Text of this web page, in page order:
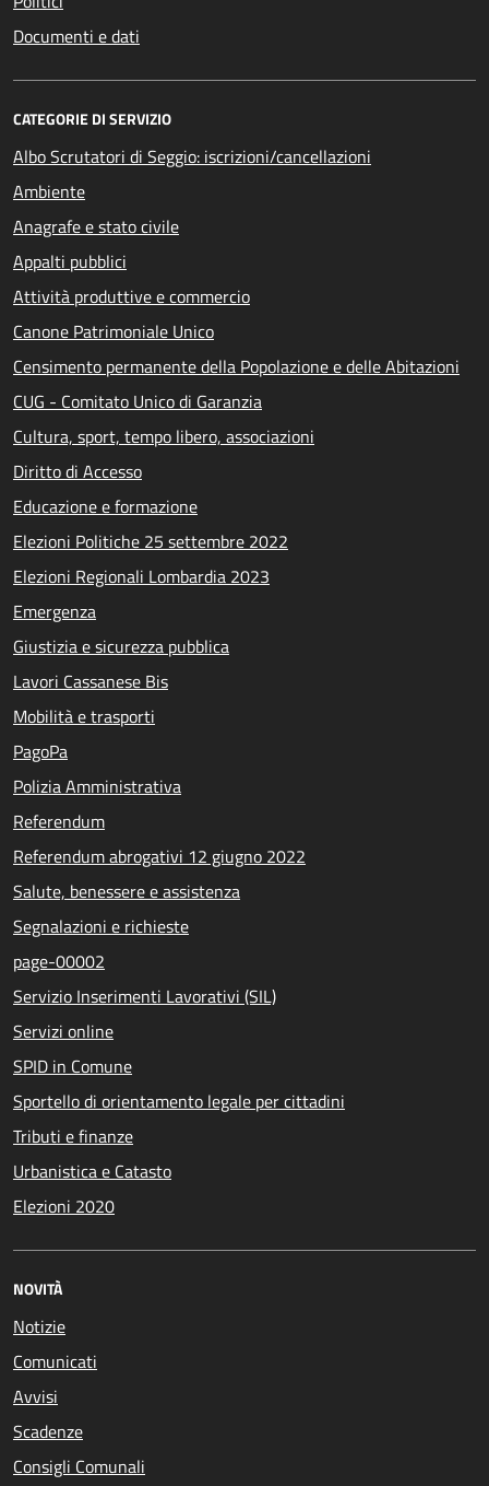
Documenti e dati
CATEGORIE DI SERVIZIO
Albo Scrutatori di Seggio: iscrizioni/cancellazioni
Ambiente
Anagrafe e stato civile
Appalti pubblici
Attività produttive e commercio
Canone Patrimoniale Unico
Censimento permanente della Popolazione e delle Abitazioni
CUG - Comitato Unico di Garanzia
Cultura, sport, tempo libero, associazioni
Diritto di Accesso
Educazione e formazione
Elezioni Politiche 25 settembre 2022
Elezioni Regionali Lombardia 2023
Emergenza
Giustizia e sicurezza pubblica
Lavori Cassanese Bis
Mobilità e trasporti
PagoPa
Polizia Amministrativa
Referendum
Referendum abrogativi 12 giugno 2022
Salute, benessere e assistenza
Segnalazioni e richieste
page-00002
Servizio Inserimenti Lavorativi (SIL)
Servizi online
SPID in Comune
Sportello di orientamento legale per cittadini
Tributi e finanze
Urbanistica e Catasto
Elezioni 2020
NOVITÀ
Notizie
Comunicati
Avvisi
Scadenze
Consigli Comunali